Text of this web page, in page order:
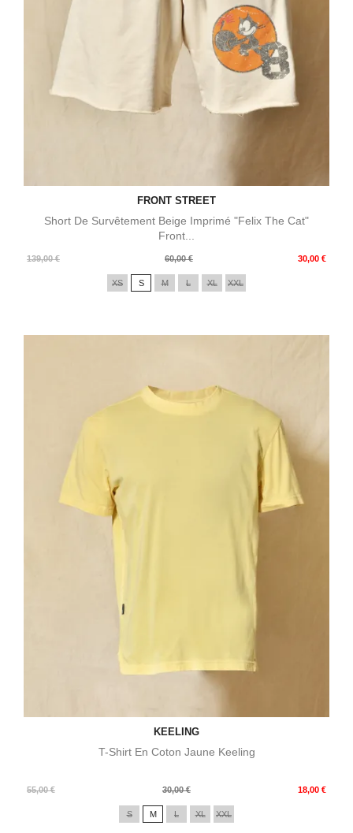
FRONT STREET
Short De Survêtement Beige Imprimé "Felix The Cat"
Front...
139,00 €
Prix
60,00 € 30,00 €
Prix
XS S M L XL XXL
KEELING
T-Shirt En Coton Jaune Keeling
55,00 €
Prix
30,00 € 18,00 €
Prix
S M L XL XXL